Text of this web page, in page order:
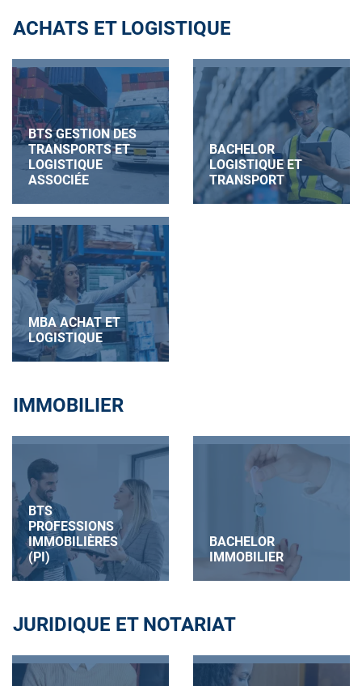
ACHATS ET LOGISTIQUE
BTS GESTION DES
TRANSPORTS ET
LOGISTIQUE
ASSOCIÉE
BACHELOR
LOGISTIQUE ET
TRANSPORT
MBA ACHAT ET
LOGISTIQUE
IMMOBILIER
BTS
PROFESSIONS
IMMOBILIÈRES
(PI)
BACHELOR
IMMOBILIER
JURIDIQUE ET NOTARIAT